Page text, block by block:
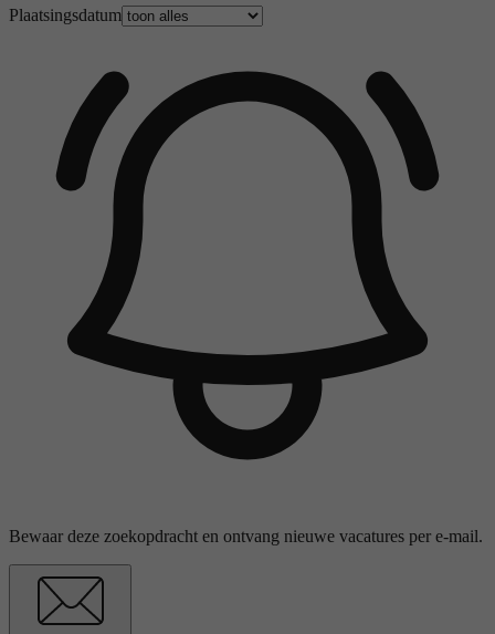
Plaatsingsdatum
Bewaar deze zoekopdracht en ontvang nieuwe vacatures per e-mail.